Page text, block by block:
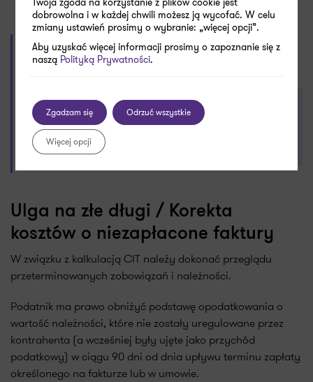
GOOGLE NEWS
UDOSTĘPNIJ TwitterLinkedInE-mail
Bądź na bieżąco ze zmianami w prawie, podatkach
i księgowości! Zaobserwuj nas wWiadomościach
Google
Ulga na złe długi / Korekta
kosztów o niezapłacone faktury
W związku z kalkulacją CIT należy dokonać przeglądu
przeterminowanych zobowiązań i należności.
Podatnik ma prawo obniżyć podstawę opodatkowania o
wartość należności, które nie zostały uregulowane przez
kontrahenta (a wcześniej były ujęte jako przychód
podatkowy) w ciągu 90 dni od dnia upływu terminu zapłaty
określonego na fakturze lub w umowie.
dobrowolna i w każdej chwili możesz ją wycofać. W celu
zmiany ustawień prosimy o wybranie: „więcej opcji”.
Aby uzyskać więcej informacji prosimy o zapoznanie się z
naszą Polityką Prywatności.
Zgadzam się Odrzuć wszystkie
Więcej opcji